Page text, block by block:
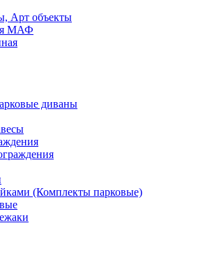
Арт объекты
МАФ
диваны
(Комплекты парковые)